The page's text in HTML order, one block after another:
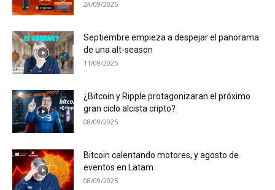
24/09/2025
Septiembre empieza a despejar el panorama
de una alt-season
11/09/2025
¿Bitcoin y Ripple protagonizaran el próximo
gran ciclo alcista cripto?
08/09/2025
Bitcoin calentando motores, y agosto de
eventos en Latam
08/09/2025